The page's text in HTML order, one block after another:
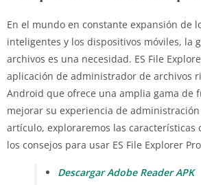
En el mundo en constante expansión de
inteligentes y los dispositivos móviles, la
archivos es una necesidad. ES File
aplicación de administrador de archivos
Android que ofrece una amplia gama de
mejorar su experiencia de
artículo, exploraremos las características
los consejos para usar ES File Explorer Pro
Descargar Adobe Reader APK